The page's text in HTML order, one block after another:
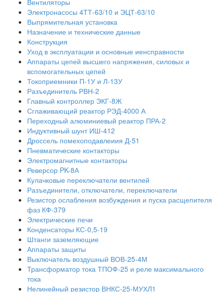
Вентиляторы
Электронасосы 4ТТ-63/10 и ЭЦТ-63/10
Выпрямительная установка
Назначение и технические данные
Конструкция
Уход в эксплуатации и основные иенсправности
Аппараты цепей высшего напряжения, силовых и
вспомогательных цепей
Токоприемники П-1У и Л-13У
Разъединитель РВН-2
Главный контроллер ЭКГ-8Ж
Сглаживающий реактор РЭД-4000 А
Переходный алюминиевый реактор ПРА-2
Индуктивный шунт ИШ-412
Дроссель помехоподавлеиия Д-51
Пневматические контакторы
Электромагнитные контакторы
Реверсор PK-8А
Кулачковые переключатели вентилей
Разъединители, отключатели, переключатели
Резистор ослабления возбуждения и пуска расщепителя
фаз КФ-379
Электрические печи
Конденсаторы КС-0,5-19
Штанги заземляющие
Аппараты защиты
Выключатель воздушный ВОВ-25-4М
Трансформатор тока ТПОФ-25 и реле максимального
тока
Нелинейный резистор ВНКС-25-МУХЛ1